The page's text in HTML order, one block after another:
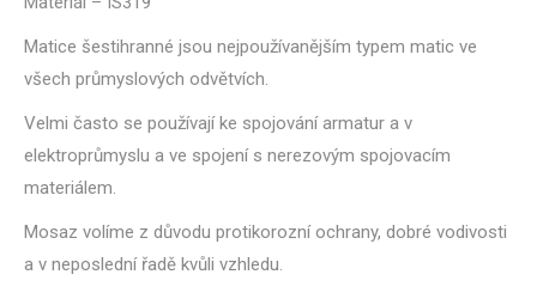
Matice šestihranné jsou nejpoužívanějším typem matic ve
všech průmyslových odvětvích.
Velmi často se používají ke spojování armatur a v
elektroprůmyslu a ve spojení s nerezovým spojovacím
materiálem.
Mosaz volíme z důvodu protikorozní ochrany, dobré vodivosti
a v neposlední řadě kvůli vzhledu.